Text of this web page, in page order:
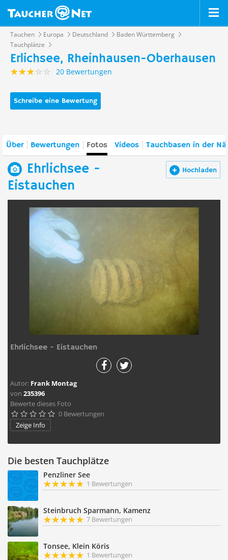
Tauchen Europa Deutschland
Baden Württemberg
Tauchplätze
Erlichsee, Rheinhausen-Oberhausen
20 Bewertungen
Schreibe eine Bewertung
Über Bewertungen Fotos Videos Tauchbasen in der
Hochladen
Ehrlichsee -
Eistauchen
Ehrlichsee - Eistauchen
Autor: Frank Montag
von 235396
Bewerte dieses Foto
     0 Bewertungen
Zeige Info
Die besten Tauchplätze
Penzliner See
1 Bewertungen
Steinbruch Sparmann, Kamenz
7 Bewertungen
Tonsee, Klein Köris
1 Bewertungen